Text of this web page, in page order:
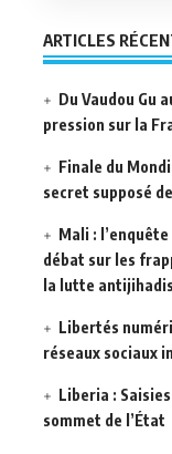
ARTICLES
Du Vaudou Gu
pression sur la
Finale du
secret supposé
Mali :
débat sur les
la lutte
Libertés
réseaux sociaux
Liberia :
sommet de l’État